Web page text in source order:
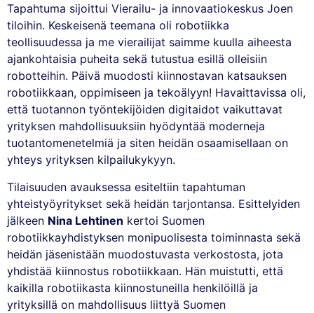
Tapahtuma sijoittui Vierailu- ja innovaatiokeskus Joen
tiloihin. Keskeisenä teemana oli robotiikka
teollisuudessa ja me vierailijat saimme kuulla aiheesta
ajankohtaisia puheita sekä tutustua esillä olleisiin
robotteihin. Päivä muodosti kiinnostavan katsauksen
robotiikkaan, oppimiseen ja tekoälyyn! Havaittavissa oli,
että tuotannon työntekijöiden digitaidot vaikuttavat
yrityksen mahdollisuuksiin hyödyntää moderneja
tuotantomenetelmiä ja siten heidän osaamisellaan on
yhteys yrityksen kilpailukykyyn.
Tilaisuuden avauksessa esiteltiin tapahtuman
yhteistyöyritykset sekä heidän tarjontansa. Esittelyiden
jälkeen Nina Lehtinen kertoi Suomen
robotiikkayhdistyksen monipuolisesta toiminnasta sekä
heidän jäsenistään muodostuvasta verkostosta, jota
yhdistää kiinnostus robotiikkaan. Hän muistutti, että
kaikilla robotiikasta kiinnostuneilla henkilöillä ja
yrityksillä on mahdollisuus liittyä Suomen